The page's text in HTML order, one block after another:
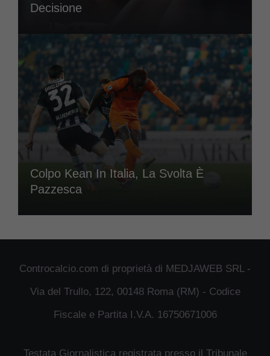
Decisione
Colpo Kean In Italia, La Svolta È
Pazzesca
Controcalcio.com di proprietà di MEDJAWEB SRL -
Via del Trullo, 122, 00148 Roma (RM) - Codice
Fiscale e Partita I.V.A. 16750671006
Testata Giornalistica registrata presso il Tribunale